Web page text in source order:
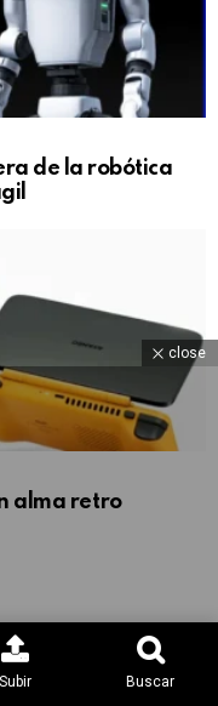
de la robótica
alma retro
close
Subir Buscar